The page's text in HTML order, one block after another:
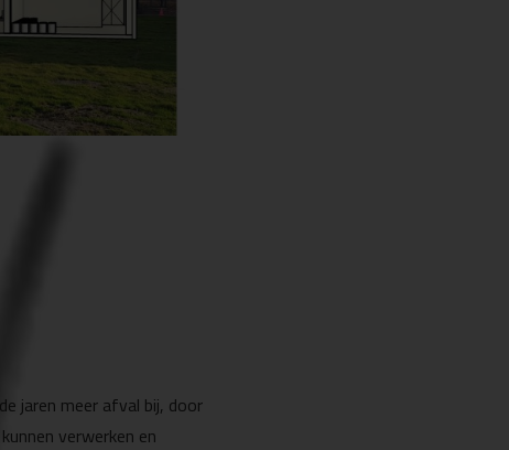
jaren meer afval bij, door
verwerken en